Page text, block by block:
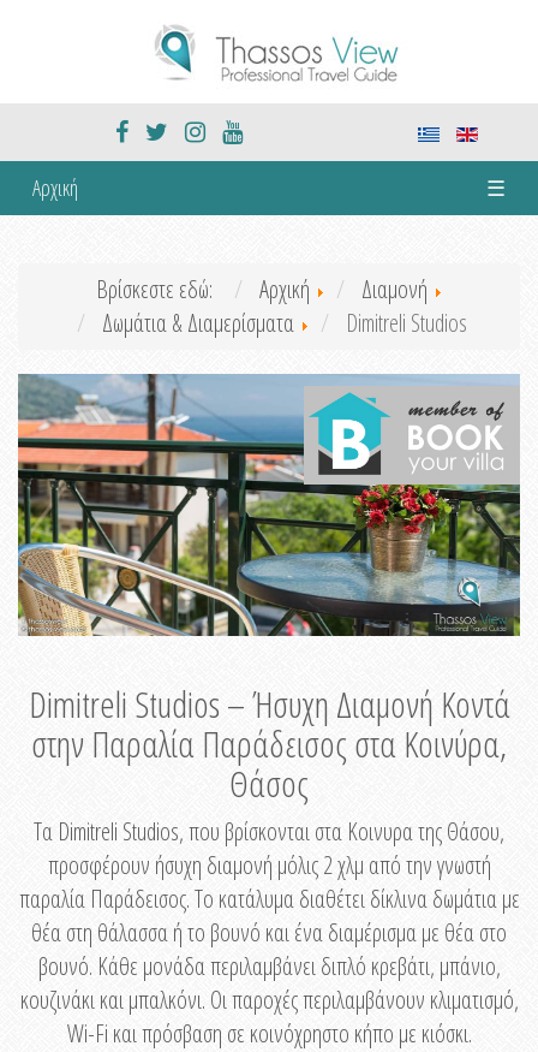
Αρχική ☰
Βρίσκεστε εδώ: Αρχική
Διαμονή
Δωμάτια & Διαμερίσματα
Dimitreli Studios
Dimitreli Studios – Ήσυχη Διαμονή Κοντά
στην Παραλία Παράδεισος στα Κοινύρα,
Θάσος
Τα Dimitreli Studios, που βρίσκονται στα Κοινυρα της Θάσου,
προσφέρουν ήσυχη διαμονή μόλις 2 χλμ από την γνωστή
παραλία Παράδεισος. Το κατάλυμα διαθέτει δίκλινα δωμάτια με
θέα στη θάλασσα ή το βουνό και ένα διαμέρισμα με θέα στο
βουνό. Κάθε μονάδα περιλαμβάνει διπλό κρεβάτι, μπάνιο,
κουζινάκι και μπαλκόνι. Οι παροχές περιλαμβάνουν κλιματισμό,
Wi-Fi και πρόσβαση σε κοινόχρηστο κήπο με κιόσκι.